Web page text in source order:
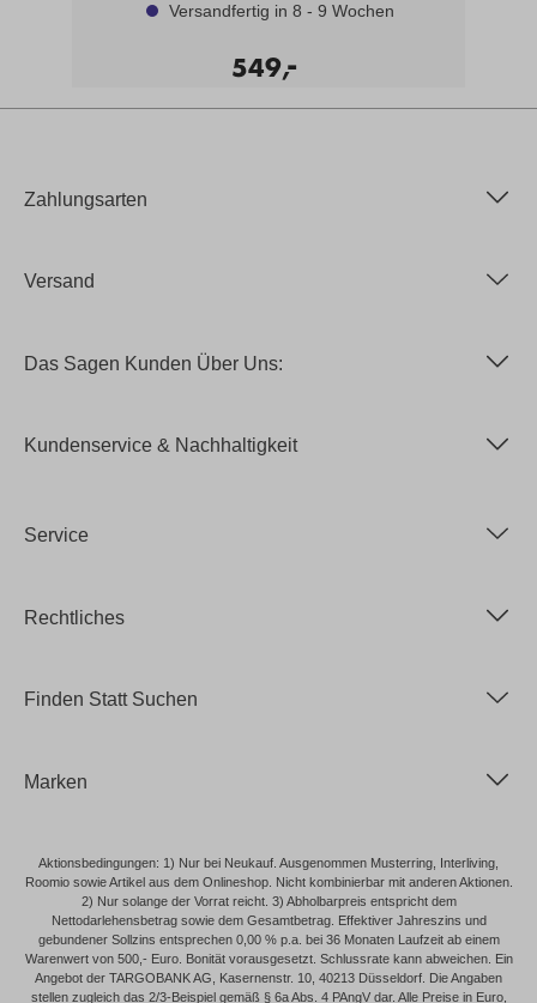
Versandfertig in 8 - 9 Wochen
549,
-
Zahlungsarten
Versand
Das Sagen Kunden Über Uns:
Kundenservice & Nachhaltigkeit
Service
Rechtliches
Finden Statt Suchen
Marken
Aktionsbedingungen: 1) Nur bei Neukauf. Ausgenommen Musterring, Interliving,
Roomio sowie Artikel aus dem Onlineshop. Nicht kombinierbar mit anderen Aktionen.
2) Nur solange der Vorrat reicht. 3) Abholbarpreis entspricht dem
Nettodarlehensbetrag sowie dem Gesamtbetrag. Effektiver Jahreszins und
gebundener Sollzins entsprechen 0,00 % p.a. bei 36 Monaten Laufzeit ab einem
Warenwert von 500,- Euro. Bonität vorausgesetzt. Schlussrate kann abweichen. Ein
Angebot der TARGOBANK AG, Kasernenstr. 10, 40213 Düsseldorf. Die Angaben
stellen zugleich das 2/3-Beispiel gemäß § 6a Abs. 4 PAngV dar. Alle Preise in Euro,